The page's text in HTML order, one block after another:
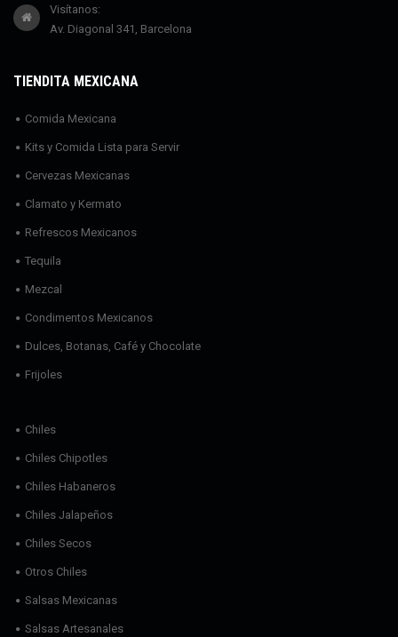
Visítanos:
Av. Diagonal 341, Barcelona
TIENDITA MEXICANA
Comida Mexicana
Kits y Comida Lista para Servir
Cervezas Mexicanas
Clamato y Kermato
Refrescos Mexicanos
Tequila
Mezcal
Condimentos Mexicanos
Dulces, Botanas, Café y Chocolate
Frijoles
Chiles
Chiles Chipotles
Chiles Habaneros
Chiles Jalapeños
Chiles Secos
Otros Chiles
Salsas Mexicanas
Salsas Artesanales